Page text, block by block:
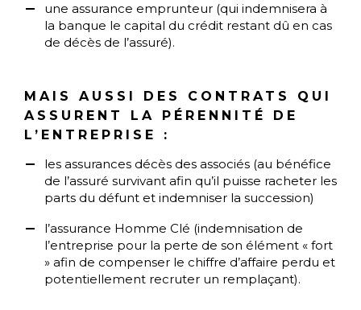
une assurance emprunteur (qui indemnisera à
la banque le capital du crédit restant dû en cas
de décès de l’assuré).
MAIS AUSSI DES CONTRATS QUI
ASSURENT LA PÉRENNITÉ DE
L’ENTREPRISE :
les assurances décès des associés (au bénéfice
de l’assuré survivant afin qu’il puisse racheter les
parts du défunt et indemniser la succession)
l’assurance Homme Clé (indemnisation de
l’entreprise pour la perte de son élément « fort
» afin de compenser le chiffre d’affaire perdu et
potentiellement recruter un remplaçant).